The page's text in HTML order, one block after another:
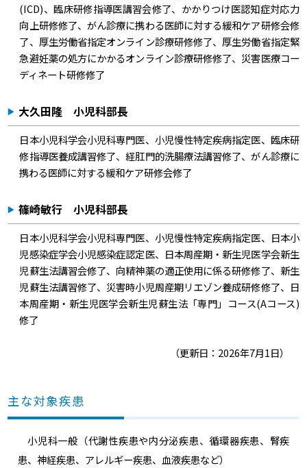
(ICD)、臨床研修指導医講習会修了、かかりつけ医認知症対応力
向上研修修了、がん診療に携わる医師に対する緩和ケア研修会修
了、厚生労働省指定オンライン診療研修修了、厚生労働省指定緊
急避妊薬の処方にかかるオンライン診療研修修了、災害医療コー
ディネート研修修了
大久田隆 小児科部長
日本小児科学会小児科専門医、小児慢性特定疾病指定医、臨床研
修指導医養成講習修了、経肛門的洗腸療法講習修了、がん診療に
携わる医師に対する緩和ケア研修会修了
篠崎敏行 小児科部長
日本小児科学会小児科専門医、小児慢性特定疾病指定医、日本小
児感染症学会小児感染症認定医、日本周産期・新生児医学会新生
児蘇生法講習会修了、向精神薬の適正使用に係る研修修了、新生
児蘇生法講習修了、災害時小児周産期リエゾン養成研修修了、日
本周産期・新生児医学会新生児蘇生法「専門」コース(Aコース)
修了
（更新日：2026年7月1日）
主な対象疾患
小児科一般（代謝性疾患や内分泌疾患、循環器疾患、腎疾
患、神経疾患、アレルギー疾患、血液疾患など）